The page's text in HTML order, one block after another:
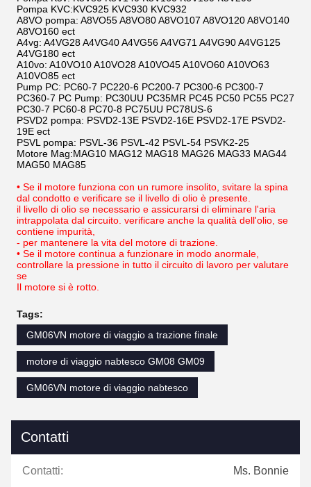
Pompa KVC:KVC925 KVC930 KVC932
A8VO pompa: A8VO55 A8VO80 A8VO107 A8VO120 A8VO140
A8VO160 ect
A4vg: A4VG28 A4VG40 A4VG56 A4VG71 A4VG90 A4VG125
A4VG180 ect
A10vo: A10VO10 A10VO28 A10VO45 A10VO60 A10VO63
A10VO85 ect
Pump PC: PC60-7 PC220-6 PC200-7 PC300-6 PC300-7
PC360-7 PC Pump: PC30UU PC35MR PC45 PC50 PC55 PC27
PC30-7 PC60-8 PC70-8 PC75UU PC78US-6
PSVD2 pompa: PSVD2-13E PSVD2-16E PSVD2-17E PSVD2-
19E ect
PSVL pompa: PSVL-36 PSVL-42 PSVL-54 PSVK2-25
Motore Mag:MAG10 MAG12 MAG18 MAG26 MAG33 MAG44
MAG50 MAG85
• Se il motore funziona con un rumore insolito, svitare la spina
dal condotto e verificare se il livello di olio è presente.
il livello di olio se necessario e assicurarsi di eliminare l'aria
intrappolata dal circuito. verificare anche la qualità dell'olio, se
contiene impurità,
- per mantenere la vita del motore di trazione.
• Se il motore continua a funzionare in modo anormale,
controllare la pressione in tutto il circuito di lavoro per valutare
se
Il motore si è rotto.
Tags:
GM06VN motore di viaggio a trazione finale
motore di viaggio nabtesco GM08 GM09
GM06VN motore di viaggio nabtesco
Contatti
Contatti: Ms. Bonnie